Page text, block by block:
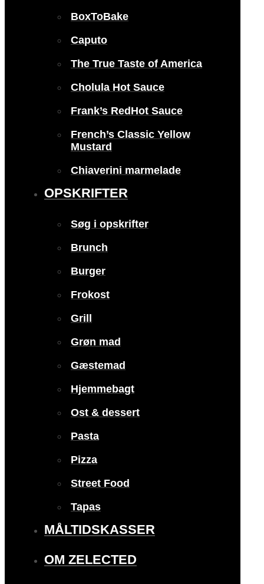
BoxToBake
Caputo
The True Taste of America
Cholula Hot Sauce
Frank’s RedHot Sauce
French’s Classic Yellow
Mustard
Chiaverini marmelade
OPSKRIFTER
Søg i opskrifter
Brunch
Burger
Frokost
Grill
Grøn mad
Gæstemad
Hjemmebagt
Ost & dessert
Pasta
Pizza
Street Food
Tapas
MÅLTIDSKASSER
OM ZELECTED